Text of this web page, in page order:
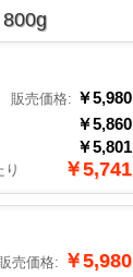
販売価格: ￥5,980
￥5,860
￥5,801
り ￥5,741
売価格: ￥5,980